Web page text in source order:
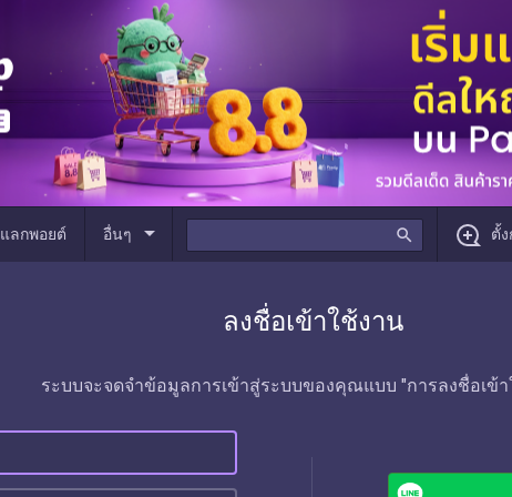
แลกพอยต์ อื่นๆ arrow_drop_down search ตั้
ลงชื่อเข้าใช้งาน
ระบบจะจดจำข้อมูลการเข้าสู่ระบบของคุณแบบ "การลงชื่อเข้า